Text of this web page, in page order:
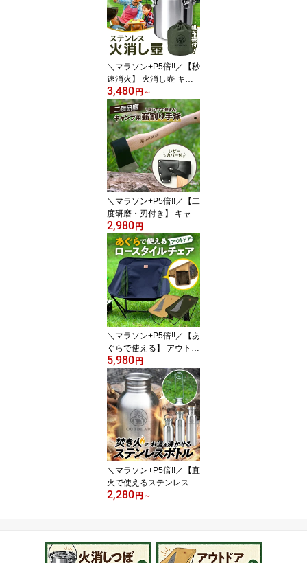
＼マラソン+P5倍!!／【秒
速消火】 火消し壺 キャ
ンプ ステンレス 火消し
つぼ 火消しツボ 火消壺
ひけしつぼ 炭壺 火消し
袋 炭入れ 炭 炭つぼ すみ
つぼ 薪 消火 バーベキュ
ー BBQ 焚き火 キャンプ
火消し壺 アウトドア コ
ンパクト 備長炭 耐熱 丈
夫 安全 焚火 【帆布袋付
き】
3,480円 ～
＼マラソン+P5倍!!／【二
度研磨・刃付き】 キャン
プ 斧 薪割り手斧 おの オ
ノ 手斧 手おの キャンプ
斧 ハチェット アックス
ハンドアックス 薪割り
まきわり 焚き火 焚火 薪
薪ストーブ アウトドア
ヒッコリー コンパクト
頑丈 刃付き キャンプ 手
斧 【レザーカバー付き】
2,980円
＼マラソン+P5倍!!／【あ
ぐらで使える】 アウトド
アチェア 軽量 ローチェ
ア キャンプ グランドチ
ェア グラウンドチェア
あぐらチェア アウトドア
チェア 軽い キャンプチ
ェア コンパクト キャン
プ アウトドアチェアー
折りたたみ イス Mayfly c
hair 超軽量 登山 OUTBE
AR
5,980円
＼マラソン+P5倍!!／【直
火で使えるステンレスボ
トル】 ステンレスボトル
ル 水筒 スキットル 焚火
湯たんぽ 直火 登山 軍用
2,280円 ～